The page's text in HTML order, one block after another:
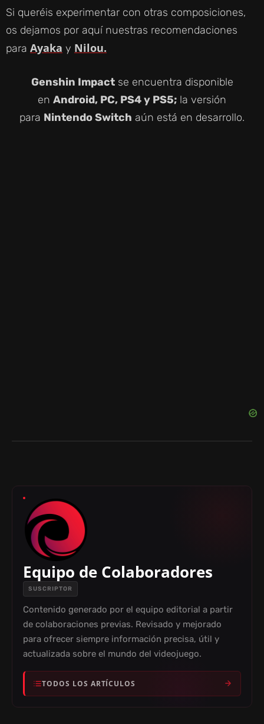
Si queréis experimentar con otras composiciones,
os dejamos por aquí nuestras recomendaciones
para Ayaka y Nilou.
Genshin Impactse encuentra disponible
en Android, PC, PS4 y PS5; la versión
para Nintendo Switch aún está en desarrollo.
Equipo de Colaboradores
SUSCRIPTOR
Contenido generado por el equipo editorial a partir
de colaboraciones previas. Revisado y mejorado
para ofrecer siempre información precisa, útil y
actualizada sobre el mundo del videojuego.
TODOS LOS ARTÍCULOS